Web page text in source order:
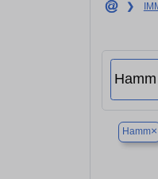
❯
Hamm×